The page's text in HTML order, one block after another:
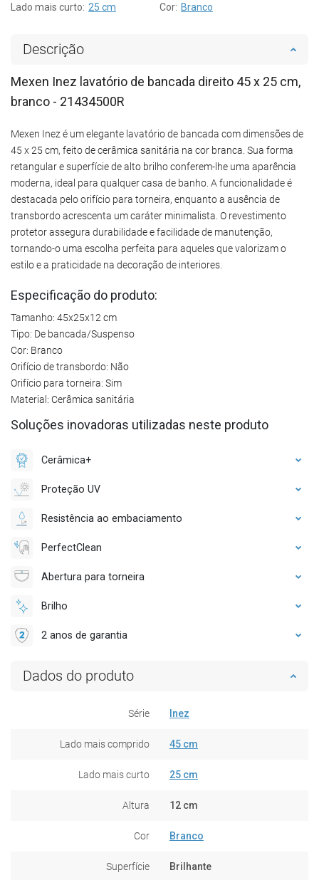
Lado mais curto: 25 cm Cor: Branco
Descrição
Mexen Inez lavatório de bancada direito 45 x 25 cm,
branco - 21434500R
Mexen Inez é um elegante lavatório de bancada com dimensões de
45 x 25 cm, feito de cerâmica sanitária na cor branca. Sua forma
retangular e superfície de alto brilho conferem-lhe uma aparência
moderna, ideal para qualquer casa de banho. A funcionalidade é
destacada pelo orifício para torneira, enquanto a ausência de
transbordo acrescenta um caráter minimalista. O revestimento
protetor assegura durabilidade e facilidade de manutenção,
tornando-o uma escolha perfeita para aqueles que valorizam o
estilo e a praticidade na decoração de interiores.
Especificação do produto:
Tamanho: 45x25x12 cm
Tipo: De bancada/Suspenso
Cor: Branco
Orifício de transbordo: Não
Orifício para torneira: Sim
Material: Cerâmica sanitária
Soluções inovadoras utilizadas neste produto
Cerâmica+
Proteção UV
Resistência ao embaciamento
PerfectClean
Abertura para torneira
Brilho
2 anos de garantia
Dados do produto
Série Inez
Lado mais comprido 45 cm
Lado mais curto 25 cm
Altura 12 cm
Cor Branco
Superfície Brilhante